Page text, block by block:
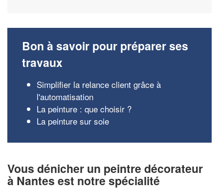
Bon à savoir pour préparer ses
travaux
Simplifier la relance client grâce à
l'automatisation
La peinture : que choisir ?
La peinture sur soie
Vous dénicher un peintre décorateur
à Nantes est notre spécialité